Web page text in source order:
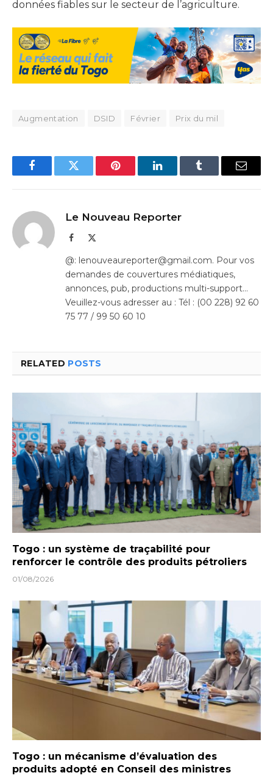
données fiables sur le secteur de l’agriculture.
Augmentation DSID Février Prix du mil
FacebookTwitter Pinterest LinkedInTumblr Email
Le Nouveau Reporter
Facebook
@: lenouveaureporter@gmail.com. Pour vos
demandes de couvertures médiatiques,
annonces, pub, productions multi-support…
Veuillez-vous adresser au : Tél : (00 228) 92 60
75 77 / 99 50 60 10
RELATED POSTS
Togo : un système de traçabilité pour
renforcer le contrôle des produits pétroliers
01/08/2026
Togo : un mécanisme d’évaluation des
produits adopté en Conseil des ministres